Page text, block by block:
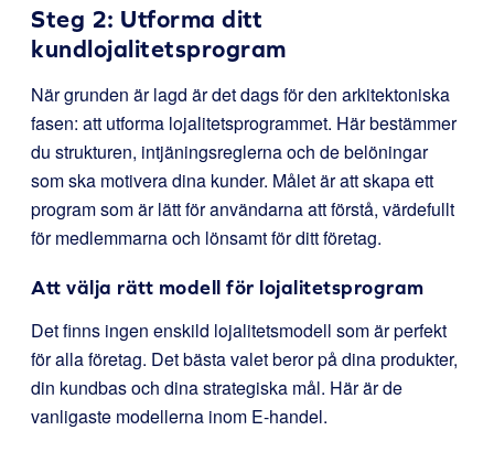
Steg 2: Utforma ditt
kundlojalitetsprogram
När grunden är lagd är det dags för den arkitektoniska
fasen: att utforma lojalitetsprogrammet. Här bestämmer
du strukturen, intjäningsreglerna och de belöningar
som ska motivera dina kunder. Målet är att skapa ett
program som är lätt för användarna att förstå, värdefullt
för medlemmarna och lönsamt för ditt företag.
Att välja rätt modell för lojalitetsprogram
Det finns ingen enskild lojalitetsmodell som är perfekt
för alla företag. Det bästa valet beror på dina produkter,
din kundbas och dina strategiska mål. Här är de
vanligaste modellerna inom E-handel.